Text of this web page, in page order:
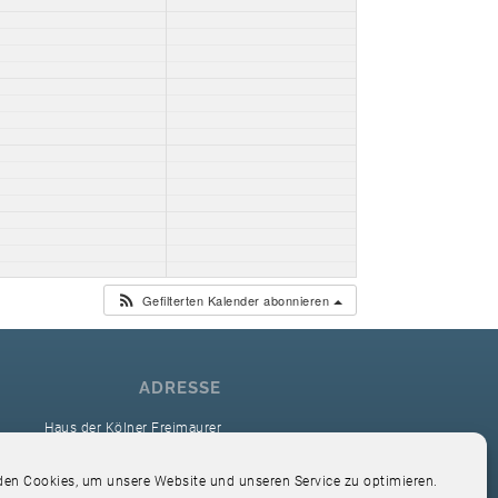
Cookies, um unsere Website und unseren Service zu optimieren.
Gefilterten Kalender abonnieren
ADRESSE
Haus der Kölner Freimaurer
Hardefuststr. 9